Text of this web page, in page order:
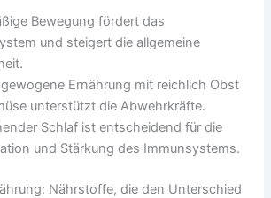
Bewegung fördert das
und steigert die allgemeine
Ernährung mit reichlich Obst
unterstützt die Abwehrkräfte.
Schlaf ist entscheidend für die
und Stärkung des Immunsystems.
Nährstoffe, die den Unterschied